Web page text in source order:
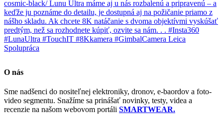
O nás
Sme nadšenci do nositeľnej elektroniky, dronov, e-baordov a foto-
video segmentu. Snažíme sa prinášať novinky, testy, videa a
recenzie na našom webovom portáli SMARTWEAR.